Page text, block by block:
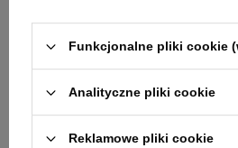
Do koszyka
Funkcjonalne pliki cookie
Analityczne pliki cookie
Reklamowe pliki cookie